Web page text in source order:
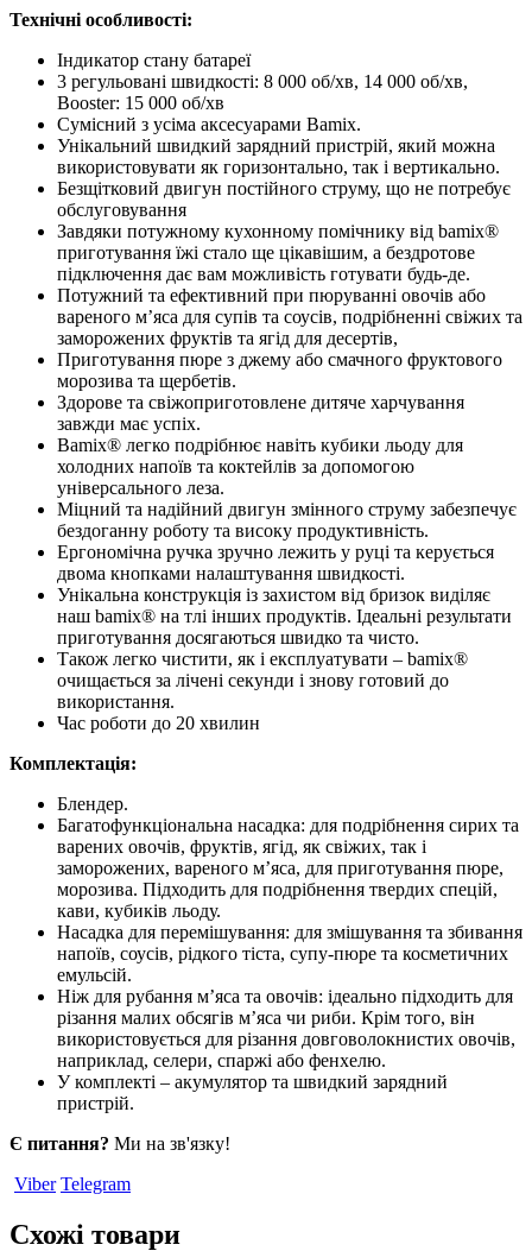
Технічні особливості:
Індикатор стану батареї
3 регульовані швидкості: 8 000 об/хв, 14 000 об/хв,
Booster: 15 000 об/хв
Сумісний з усіма аксесуарами Bamix.
Унікальний швидкий зарядний пристрій, який можна
використовувати як горизонтально, так і вертикально.
Безщітковий двигун постійного струму, що не потребує
обслуговування
Завдяки потужному кухонному помічнику від bamix®
приготування їжі стало ще цікавішим, а бездротове
підключення дає вам можливість готувати будь-де.
Потужний та ефективний при пюруванні овочів або
вареного м’яса для супів та соусів, подрібненні свіжих та
заморожених фруктів та ягід для десертів,
Приготування пюре з джему або смачного фруктового
морозива та щербетів.
Здорове та свіжоприготовлене дитяче харчування
завжди має успіх.
Bamix® легко подрібнює навіть кубики льоду для
холодних напоїв та коктейлів за допомогою
універсального леза.
Міцний та надійний двигун змінного струму забезпечує
бездоганну роботу та високу продуктивність.
Ергономічна ручка зручно лежить у руці та керується
двома кнопками налаштування швидкості.
Унікальна конструкція із захистом від бризок виділяє
наш bamix® на тлі інших продуктів. Ідеальні результати
приготування досягаються швидко та чисто.
Також легко чистити, як і експлуатувати – bamix®
очищається за лічені секунди і знову готовий до
використання.
Час роботи до 20 хвилин
Комплектація:
Блендер.
Багатофункціональна насадка: для подрібнення сирих та
варених овочів, фруктів, ягід, як свіжих, так і
заморожених, вареного м’яса, для приготування пюре,
морозива. Підходить для подрібнення твердих спецій,
кави, кубиків льоду.
Насадка для перемішування: для змішування та збивання
напоїв, соусів, рідкого тіста, супу-пюре та косметичних
емульсій.
Ніж для рубання м’яса та овочів: ідеально підходить для
різання малих обсягів м’яса чи риби. Крім того, він
використовується для різання довговолокнистих овочів,
наприклад, селери, спаржі або фенхелю.
У комплекті – акумулятор та швидкий зарядний
пристрій.
Є питання? Ми на зв'язку!
Viber Telegram
Схожі товари